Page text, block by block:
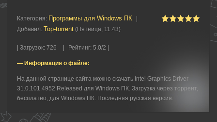
Категория: Программы для Windows ПК
Добавил: Top-torrent (Пятница, 11:43)
Загрузок: 726 Рейтинг: 5.0/2 |
— Информация о файле:
На данной странице сайта можно скачать Intel Graphics Driver
31.0.101.4952 Released для Windows ПК. Загрузка через торрент,
бесплатно, для Windows ПК. Последняя русская версия.